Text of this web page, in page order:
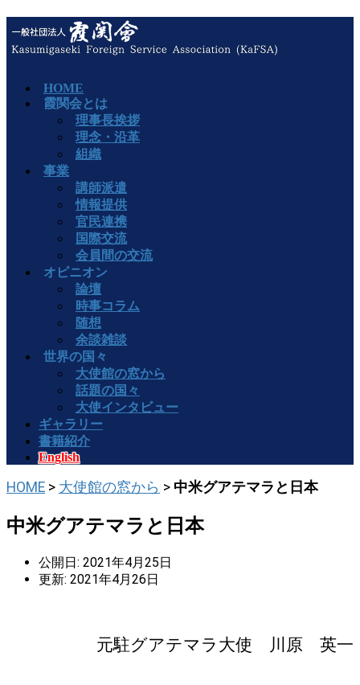
HOME
霞関会とは
理事長挨拶
理念・沿革
組織
事業
講師派遣
情報提供
官民連携
国際交流
会員間の交流
オピニオン
論壇
時事コラム
随想
余談雑談
世界の国々
大使館の窓から
話題の国々
大使インタビュー
ギャラリー
書籍紹介
English
HOME > 大使館の窓から > 中米グアテマラと日本
中米グアテマラと日本
公開日: 2021年4月25日
更新: 2021年4月26日
元駐グアテマラ大使 川原 英一